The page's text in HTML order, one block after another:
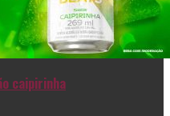
caipirinha